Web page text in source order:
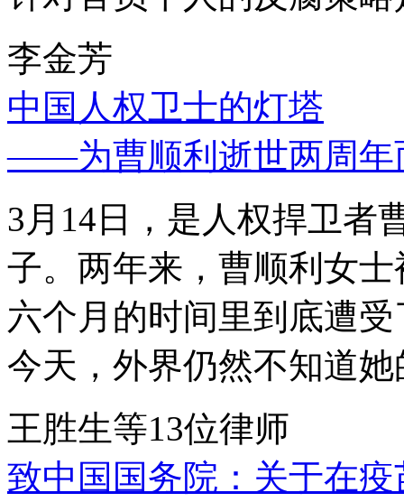
李金芳
中国人权卫士的灯塔
——为曹顺利逝世两周年
3月14日，是人权捍卫者
子。两年来，曹顺利女
六个月的时间里到底遭
今天，外界仍然不知道
王胜生等13位律师
致中国国务院：关于在